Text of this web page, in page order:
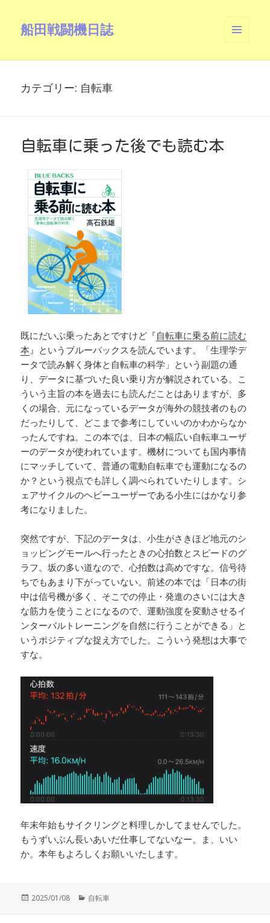
船田戦闘機日誌
ーとウ
カテゴリー: 自転車
自転車に乗った後でも読む本
既にだいぶ乗ったあとですけど『自転車に乗る前に読む
本 』というブルーバックスを読んでいます。「生理学デ
ータで読み解く身体と自転車の科学」という副題の通
り、データに基づいた良い乗り方が解説されている。こ
ういう主旨の本を過去にも読んだことはありますが、多
くの場合、元になっているデータが海外の競技者のもの
だったりして、どこまで参考にしていいのかわからなか
ったんですね。この本では、日本の幅広い自転車ユーザ
ーのデータが使われています。機材についても国内事情
にマッチしていて、普通の電動自転車でも運動になるの
か？という視点でも詳しく調べられていたりします。シ
ェアサイクルのヘビーユーザーである小生にはかなり参
考になりました。
突然ですが、下記のデータは、小生がさきほど地元のシ
ョッピングモールへ行ったときの心拍数とスピードのグ
ラフ。坂の多い道なので、心拍数は高めですな。信号待
ちでもあまり下がっていない。前述の本では「日本の街
中は信号機が多く、そこでの停止・発進のさいには大き
な筋力を使うことになるので、運動強度を変動させるイ
ンターバルトレーニングを自然に行うことができる」と
いうポジティブな捉え方でした。こういう発想は大事で
すな。
年末年始もサイクリングと料理しかしてませんでした。
もうずいぶん長いあいだ仕事してないなー。ま、いい
か。本年もよろしくお願いいたします。
投
2025/01/08
カ
自転車